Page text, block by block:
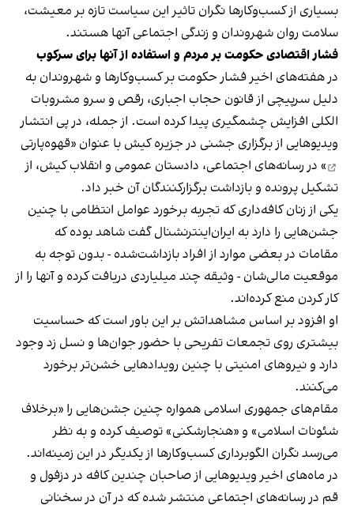
بسیاری از کسب‌وکارها نگران تاثیر این سیاست‌ تازه بر معیشت،
سلامت روان شهروندان و زندگی اجتماعی آنها هستند.
فشار اقتصادی حکومت بر مردم و استفاده از آنها برای سرکوب
در هفته‌های اخیر فشار حکومت بر کسب‌وکارها و شهروندان به
دلیل سرپیچی از قانون حجاب اجباری، رقص و سرو مشروبات
الکلی افزایش چشمگیری پیدا کرده است. از جمله، در پی انتشار
ویدیوهایی از برگزاری جشنی در جزیره کیش با عنوان «قهوه‌پارتی
» در رسانه‌های اجتماعی، دادستان عمومی و انقلاب کیش، از
تشکیل پرونده و بازداشت برگزارکنندگان آن خبر داد.
یکی از زنان کافه‌داری که تجربه برخورد عوامل انتظامی با چنین
جشن‌هایی را دارد به ایران‌اینترنشنال گفت شاهد بوده که
مقامات در بعضی موارد از افراد بازداشت‌‌شده - بدون توجه به
موقعیت مالی‌شان - وثیقه چند میلیاردی دریافت کرده و آنها را از
کار کردن منع کرده‌اند.
او افزود بر اساس مشاهداتش بر این باور است که حساسیت
بیشتری روی تجمعات تفریحی با حضور جوان‌ها و نسل زد وجود
دارد و نیروهای امنیتی با چنین رویدادهایی خشن‌تر برخورد
می‌کنند.
مقام‌های جمهوری اسلامی همواره چنین جشن‌هایی را «برخلاف
شئونات اسلامی» و «هنجارشکنی» توصیف کرده و به نظر
می‌رسد نگران الگوبرداری کسب‌وکارها از یکدیگر در این زمینه‌اند.
در ماه‌های اخیر ویدیوهایی از صاحبان چندین کافه در دزفول و
قم در رسانه‌های اجتماعی منتشر شده که در آن در سخنانی